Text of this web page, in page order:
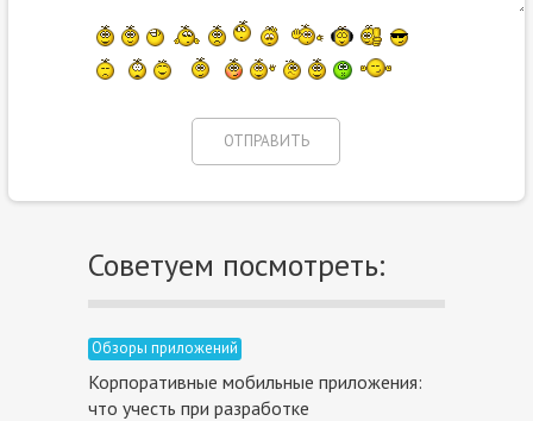
Советуем посмотреть:
Обзоры приложений
Корпоративные мобильные приложения:
что учесть при разработке